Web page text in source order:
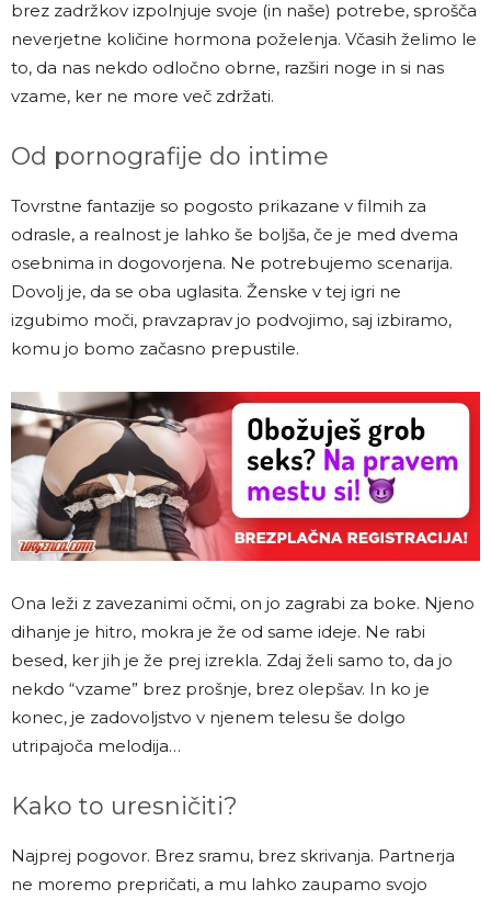
brez zadržkov izpolnjuje svoje (in naše) potrebe, sprošča
neverjetne količine hormona poželenja. Včasih želimo le
to, da nas nekdo odločno obrne, razširi noge in si nas
vzame, ker ne more več zdržati.
Od pornografije do intime
Tovrstne fantazije so pogosto prikazane v filmih za
odrasle, a realnost je lahko še boljša, če je med dvema
osebnima in dogovorjena. Ne potrebujemo scenarija.
Dovolj je, da se oba uglasita. Ženske v tej igri ne
izgubimo moči, pravzaprav jo podvojimo, saj izbiramo,
komu jo bomo začasno prepustile.
Ona leži z zavezanimi očmi, on jo zagrabi za boke. Njeno
dihanje je hitro, mokra je že od same ideje. Ne rabi
besed, ker jih je že prej izrekla. Zdaj želi samo to, da jo
nekdo “vzame” brez prošnje, brez olepšav. In ko je
konec, je zadovoljstvo v njenem telesu še dolgo
utripajoča melodija…
Kako to uresničiti?
Najprej pogovor. Brez sramu, brez skrivanja. Partnerja
ne moremo prepričati, a mu lahko zaupamo svojo